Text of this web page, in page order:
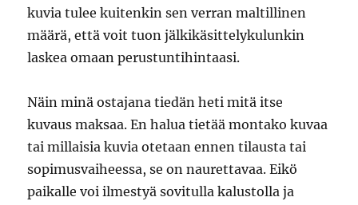
kuvia tulee kuitenkin sen verran maltillinen
määrä, että voit tuon jälkikäsittelykulunkin
laskea omaan perustuntihintaasi.
Näin minä ostajana tiedän heti mitä itse
kuvaus maksaa. En halua tietää montako kuvaa
tai millaisia kuvia otetaan ennen tilausta tai
sopimusvaiheessa, se on naurettavaa. Eikö
paikalle voi ilmestyä sovitulla kalustolla ja